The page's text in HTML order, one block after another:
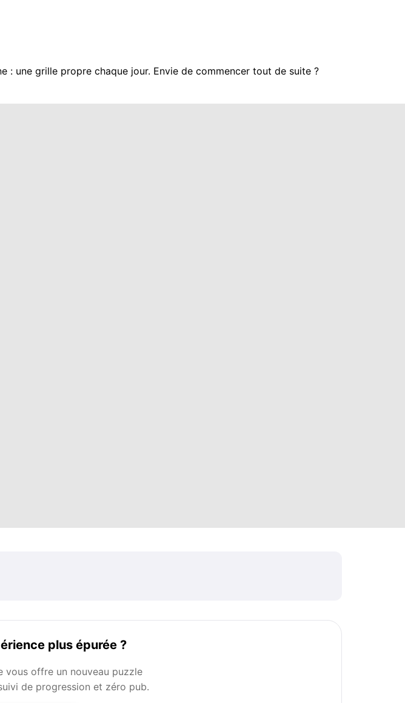
: une grille propre chaque jour. Envie de commencer tout de suite ?
plus épurée ?
vous offre un nouveau puzzle
de progression et zéro pub.